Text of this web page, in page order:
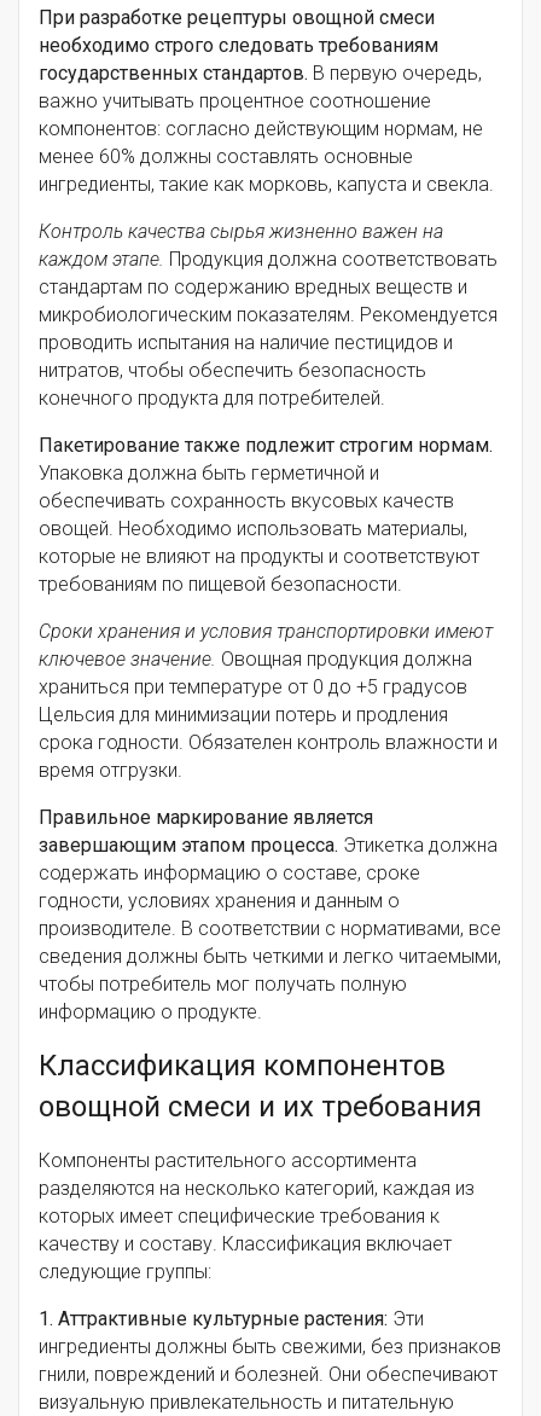
При разработке рецептуры овощной смеси
необходимо строго следовать требованиям
государственных стандартов. В первую очередь,
важно учитывать процентное соотношение
компонентов: согласно действующим нормам, не
менее 60% должны составлять основные
ингредиенты, такие как морковь, капуста и свекла.
Контроль качества сырья жизненно важен на
каждом этапе. Продукция должна соответствовать
стандартам по содержанию вредных веществ и
микробиологическим показателям. Рекомендуется
проводить испытания на наличие пестицидов и
нитратов, чтобы обеспечить безопасность
конечного продукта для потребителей.
Пакетирование также подлежит строгим нормам.
Упаковка должна быть герметичной и
обеспечивать сохранность вкусовых качеств
овощей. Необходимо использовать материалы,
которые не влияют на продукты и соответствуют
требованиям по пищевой безопасности.
Сроки хранения и условия транспортировки имеют
ключевое значение. Овощная продукция должна
храниться при температуре от 0 до +5 градусов
Цельсия для минимизации потерь и продления
срока годности. Обязателен контроль влажности и
время отгрузки.
Правильное маркирование является
завершающим этапом процесса. Этикетка должна
содержать информацию о составе, сроке
годности, условиях хранения и данным о
производителе. В соответствии с нормативами, все
сведения должны быть четкими и легко читаемыми,
чтобы потребитель мог получать полную
информацию о продукте.
Классификация компонентов
овощной смеси и их требования
Компоненты растительного ассортимента
разделяются на несколько категорий, каждая из
которых имеет специфические требования к
качеству и составу. Классификация включает
следующие группы:
1. Аттрактивные культурные растения: Эти
ингредиенты должны быть свежими, без признаков
гнили, повреждений и болезней. Они обеспечивают
визуальную привлекательность и питательную